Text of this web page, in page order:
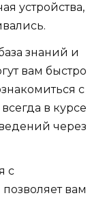
устройства,
знаний и
вам быстро
с
в курсе
через
с
вам